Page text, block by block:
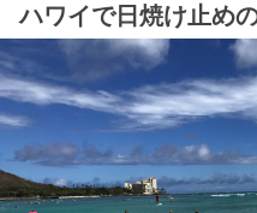
ハワイで日焼け止め